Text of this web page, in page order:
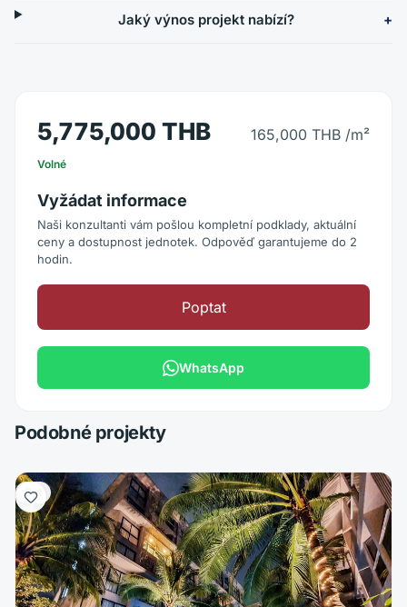
Jaký výnos projekt nabízí?
5,775,000 THB 165,000 THB /m²
Volné
Vyžádat informace
Naši konzultanti vám pošlou kompletní podklady, aktuální
ceny a dostupnost jednotek. Odpověď garantujeme do 2
hodin.
Poptat
WhatsApp
Podobné projekty
Byt